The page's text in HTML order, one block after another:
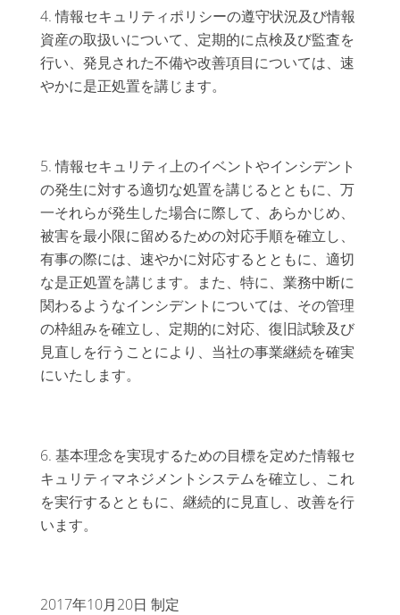
情報セキュリティポリシーの遵守状況及び情報
資産の取扱いについて、定期的に点検及び監査を
行い、発見された不備や改善項目については、速
やかに是正処置を講じます。
情報セキュリティ上のイベントやインシデント
の発生に対する適切な処置を講じるとともに、万
一それらが発生した場合に際して、あらかじめ、
被害を最小限に留めるための対応手順を確立し、
有事の際には、速やかに対応するとともに、適切
な是正処置を講じます。また、特に、業務中断に
関わるようなインシデントについては、その管理
の枠組みを確立し、定期的に対応、復旧試験及び
見直しを行うことにより、当社の事業継続を確実
にいたします。
基本理念を実現するための目標を定めた情報セ
キュリティマネジメントシステムを確立し、これ
を実行するとともに、継続的に見直し、改善を行
います。
2017年10月20日 制定